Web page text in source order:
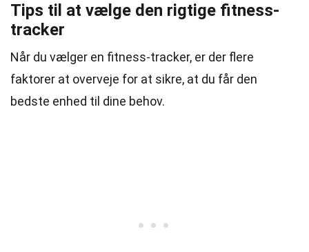
Tips til at vælge den rigtige fitness-
tracker
Når du vælger en fitness-tracker, er der flere
faktorer at overveje for at sikre, at du får den
bedste enhed til dine behov.